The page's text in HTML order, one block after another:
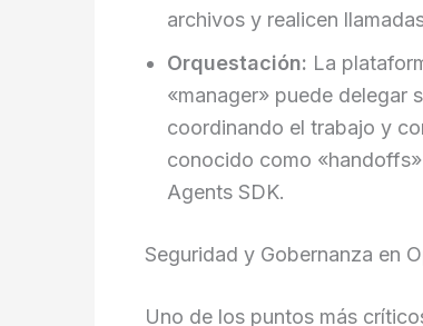
archivos y realicen
Orquestación: La
«manager» puede delegar
coordinando el trabajo y
conocido como
Agents SDK.
Seguridad y Gobernanza en
Uno de los puntos más